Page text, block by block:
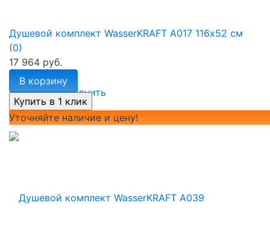
избранное сравнить
Душевой комплект WasserKRAFT A017 116х52 см
(0)
17 964 руб.
В корзину
Уточняйте наличие и цену!